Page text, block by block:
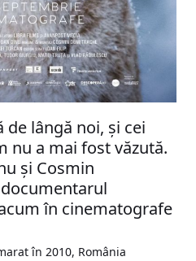
lângă noi, şi cei
nu a mai fost văzută.
şi Cosmin
în cinematografe
în 2010, România